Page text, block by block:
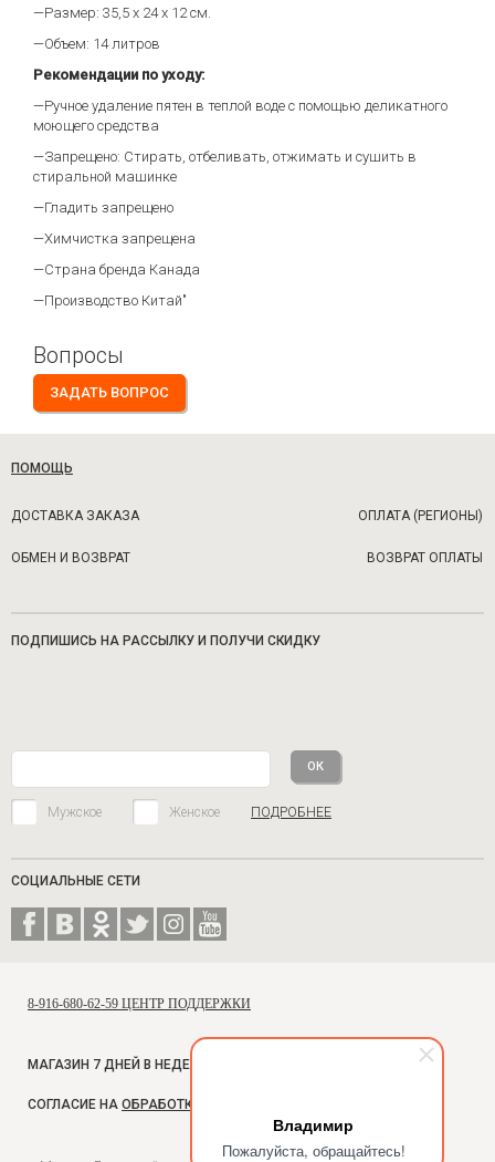
Владимир
Пожалуйста, обращайтесь!
—Размер: 35,5 х 24 х 12 см.
—Объем: 14 литров
Рекомендации по уходу:
—Ручное удаление пятен в теплой воде с помощью деликатного
моющего средства
—Запрещено: Стирать, отбеливать, отжимать и сушить в
стиральной машинке
—Гладить запрещено
—Химчистка запрещена
—Страна бренда Канада
—Производство Китай"
Вопросы
ЗАДАТЬ ВОПРОС
ПОМОЩЬ
ДОСТАВКА ЗАКАЗА ОПЛАТА (РЕГИОНЫ)
ОБМЕН И ВОЗВРАТ ВОЗВРАТ ОПЛАТЫ
ПОДПИШИСЬ НА РАССЫЛКУ И ПОЛУЧИ СКИДКУ
Мужское Женское ПОДРОБНЕЕ
СОЦИАЛЬНЫЕ СЕТИ
8-916-680-62-59 ЦЕНТР ПОДДЕРЖКИ
МАГАЗИН 7 ДНЕЙ В НЕДЕЛЮ, С 10 ДО 18
СОГЛАСИЕ НА ОБРАБОТКУ ПЕРСОНАЛЬНЫХ ДАННЫХ